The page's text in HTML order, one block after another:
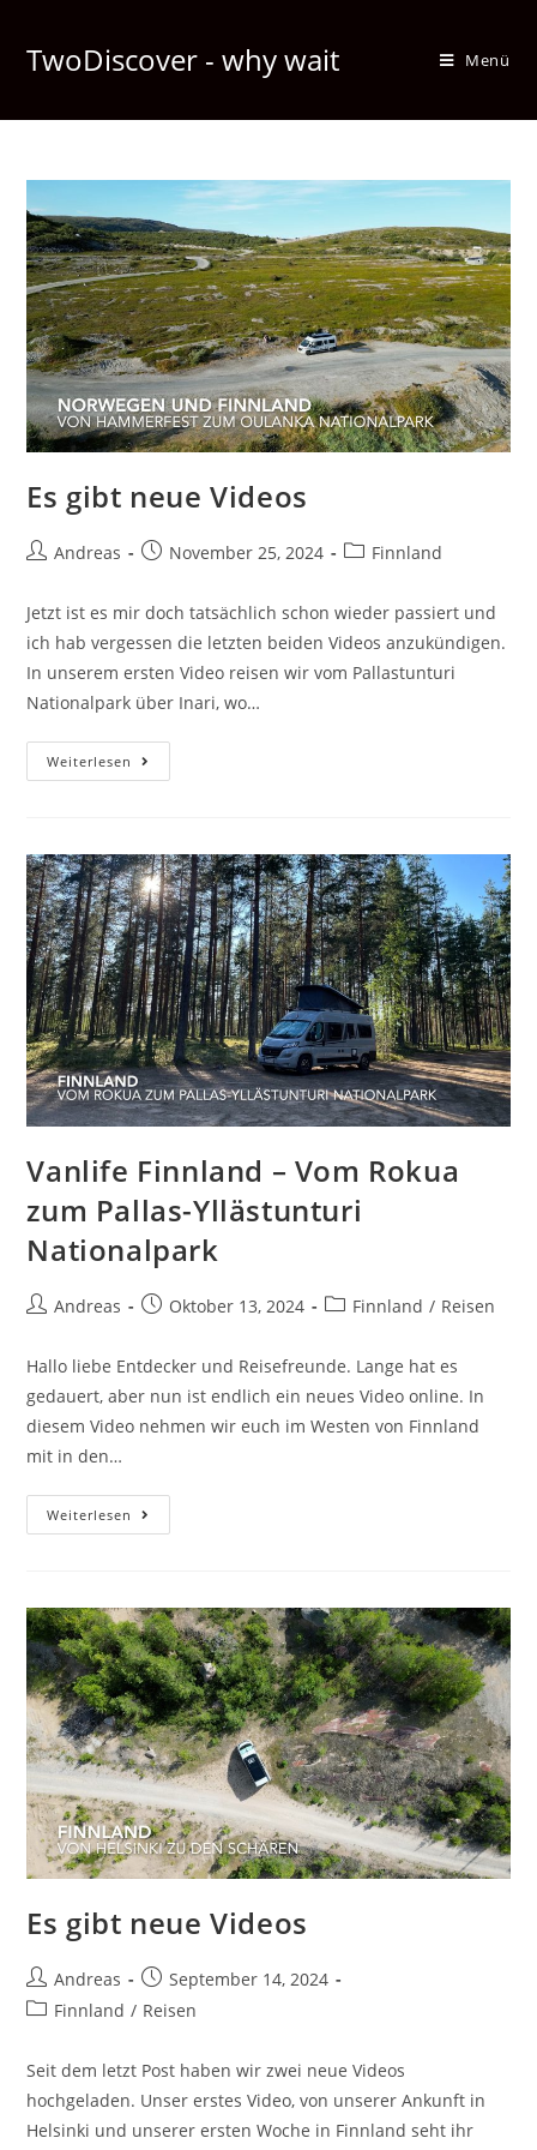
TwoDiscover - why wait Menü
Es gibt neue Videos
Andreas November 25, 2024 Finnland
Jetzt ist es mir doch tatsächlich schon wieder passiert und
ich hab vergessen die letzten beiden Videos anzukündigen.
In unserem ersten Video reisen wir vom Pallastunturi
Nationalpark über Inari, wo…
Weiterlesen
Vanlife Finnland – Vom Rokua
zum Pallas-Yllästunturi
Nationalpark
Andreas Oktober 13, 2024 Finnland / Reisen
Hallo liebe Entdecker und Reisefreunde. Lange hat es
gedauert, aber nun ist endlich ein neues Video online. In
diesem Video nehmen wir euch im Westen von Finnland
mit in den…
Weiterlesen
Es gibt neue Videos
Andreas
September 14, 2024
Finnland / Reisen
Seit dem letzt Post haben wir zwei neue Videos
hochgeladen. Unser erstes Video, von unserer Ankunft in
Helsinki und unserer ersten Woche in Finnland seht ihr